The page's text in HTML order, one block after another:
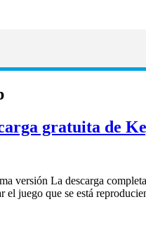
gratuita de
versión La descarga
el juego que se está